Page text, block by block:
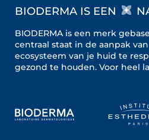
BIODERMA IS EEN
BIODERMA is een merk
centraal staat in de aanpak
ecosysteem van je huid te
gezond te houden. Voor heel